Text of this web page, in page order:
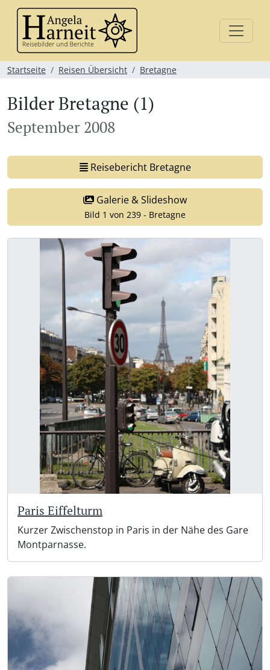
Startseite Reisen Übersicht Bretagne
Bilder Bretagne (1)
September 2008
Reisebericht Bretagne
Galerie & Slideshow
Bild 1 von 239 - Bretagne
Paris Eiffelturm
Kurzer Zwischenstop in Paris in der Nähe des Gare
Montparnasse.